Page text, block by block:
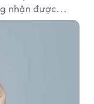
nhận được